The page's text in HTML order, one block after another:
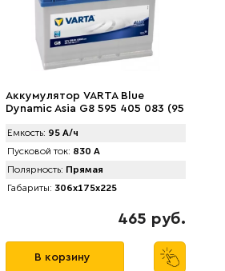
Аккумулятор VARTA Blue
Dynamic Asia G8 595 405 083 (95
Емкость: 95 А/ч
Пусковой ток: 830 А
Полярность: Прямая
Габариты: 306x175x225
465 руб.
В корзину